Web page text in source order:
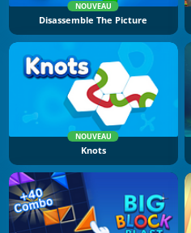
NOUVEAU
Disassemble The Picture
NOUVEAU
Knots